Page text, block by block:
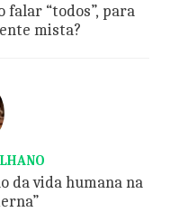
falar “todos”, para
mista?
da vida humana na